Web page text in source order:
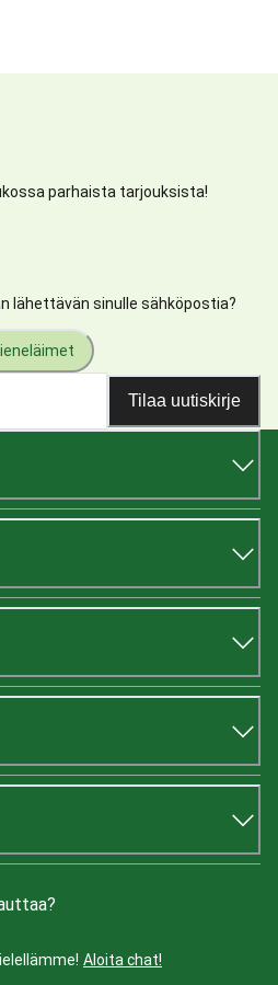
parhaista tarjouksista!
lähettävän sinulle sähköpostia?
Tilaa uutiskirje
Aloita chat!